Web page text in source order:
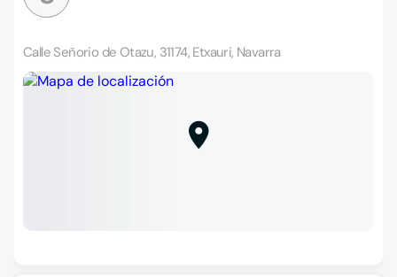
Calle Señorio de Otazu, 31174, Etxauri, Navarra